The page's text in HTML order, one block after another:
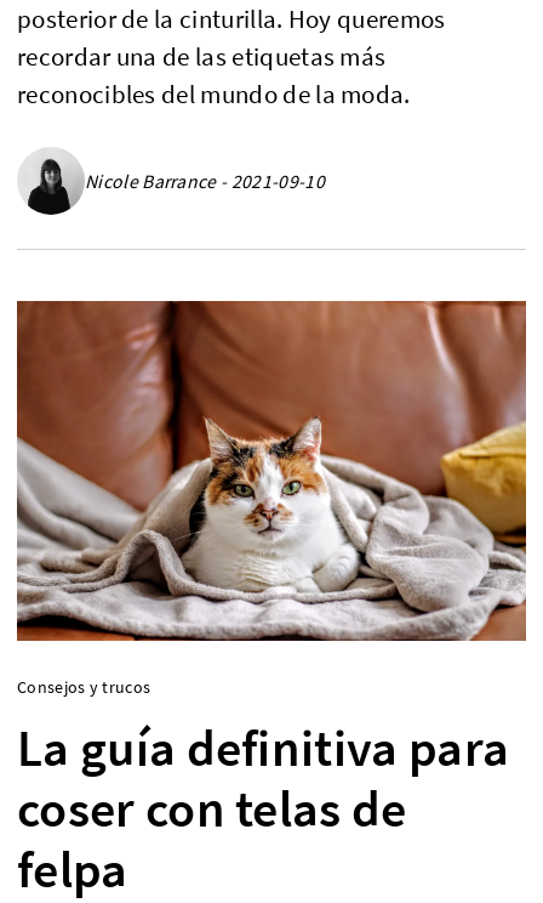
posterior de la cinturilla. Hoy queremos
recordar una de las etiquetas más
reconocibles del mundo de la moda.
Nicole Barrance - 2021-09-10
Consejos y trucos
La guía definitiva para
coser con telas de
felpa